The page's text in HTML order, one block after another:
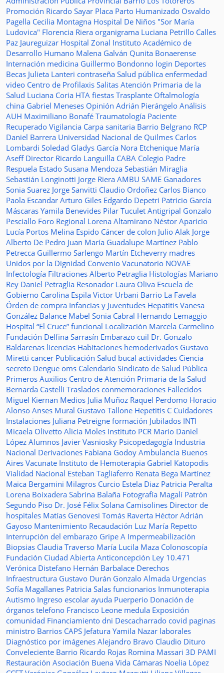
Promoción Ricardo Sayar Placa Parto Humanizado Osvaldo
Pagella Cecilia Montagna Hospital De Niños "Sor María
Ludovica" Florencia Riera organigrama Luciana Petrillo Calles
Paz Jaureguizar Hospital Zonal Instituto Académico de
Desarrollo Humano Malena Galván Qunita Bonaerense
Internación medicina Guillermo Bondonno login Deportes
Becas Julieta Lanteri contraseña Salud pública enfermedad
video Centro de Profilaxis Salitas Atención Primaria de la
Salud Luciana Coria HTA fiestas Trasplante Oftalmología
china Gabriel Meneses Opinión Adrián Pierángelo Análisis
AUH Maximiliano Bonafé Traumatología Paciente
Recuperado Vigilancia Carpa sanitaria Barrio Belgrano RCP
Daniel Barrera Universidad Nacional de Quilmes Carlos
Lombardi Soledad Gladys García Nora Etchenique María
Aseff Director Ricardo Languilla CABA Colegio Padre
Respuela Estado Susana Mendoza Sebastián Miraglia
Sebastián Longinotti Jorge Riera AMBU SAME Ganadores
Sonia Suarez Jorge Sanvitti Claudio Ordoñez Carlos Bianco
Paola Escandar Arturo Giles Edgardo Depetri Patricio García
Máscaras Yamila Benevides Pilar Tuculet Antigripal Gonzalo
Pesciallo Foro Regional Lorena Altamirano Néstor Aparicio
Lucía Portos Melina Espido Cáncer de colon Julio Alak Jorge
Alberto De Pedro Juan María Guadalupe Martínez Pablo
Petrecca Guillermo Sarlengo Martín Etcheverry madres
Unidos por la Dignidad Convenio Vacunatorio NOVAE
Infectología Filtraciones Alberto Petraglia Histologías Mariano
Rey Daniel Petraglia Resonador Laura Oliva Escuela de
Gobierno Carolina Espila Victor Urbani Barrio La Favela
Órden de compra Infancias y Juventudes Hepatitis Vanesa
González Balance Mabel Sonia Cabral Hernando Lemaggio
Hospital “El Cruce” funcional Localización Marcela Carmelino
Fundación Delfina Sarrasín Embarazo cuil Dr. Gonzalo
Baldarenas licencias Habitaciones hemoderivados Gustavo
Miretti cancer Publicación Salud bucal actividades Ciencia
secreto Dengue oms Calendario Sindicato de Salud Pública
Primeros Auxilios Centro de Atención Primaria de la Salud
Bernarda Castelli Traslados conmemoraciones Fallecidos
Miguel Kiernan Medios Julia Muñoz Raquel Perdomo Horacio
Alonso Anses Mural Gustavo Tallone Hepetitis C Cuidadores
Instalaciones Juliana Petreigne formación Jubilados INTI
Micaela Olivetto Alicia Moles Instituto PCR Mario Daniel
López Alumnos Javier Vasniosky Psicopedagogía Industria
Nacional Derivaciones Fabiana Godoy Ambulancia Buenos
Aires Vacunate Instituto de Hemoterapia Gabriel Katopodis
Vialidad Nacional Esteban Tagliaferro Renata Bega Martínez
Maica Bergamini Milagros Curcio Estela Diaz Patricia Peralta
Lorena Boixadera Sabrina Balaña Fotografía Magalí Patrón
Segundo Piso Dr. José Félix Solana Camisolines Director de
hospitales Matías Genovesi Tomás Raverta Héctor Adrián
Gayoso Mantenimiento Recaudación Luz María Repetto
Interrupción del embarazo Gripe A Impermeabilización
Biopsias Claudia Traverso María Lucila Maza Colonoscopía
Fundación Ciudad Abierta Anticoncepción Ley 10.471
Verónica Distefano Hernán Barbalace Derechos
Infraestructura Gustavo Durán Gonzalo Almada Urgencias
Sofía Magallanes Patricia Salas funcionarios Inmunoterapia
Autismo Ingreso escolar ayuda Puerperio Donación de
órganos telefono Francisco Leone medula Exposición
comunidad Financiamiento dni Descacharrado covid paginas
ministro Barrios CAPS Jefatura Yamila Nazar laborales
Diagnóstico por imágenes Alejandro Bravo Claudio Dituro
Conveleciente Barrio Ricardo Rojas Romina Massari 3D PAMI
Restauración Asociación Buena Vida Cámaras Noelia López